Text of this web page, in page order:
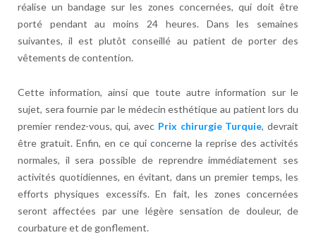
réalise un bandage sur les zones concernées, qui doit être
porté pendant au moins 24 heures. Dans les semaines
suivantes, il est plutôt conseillé au patient de porter des
vêtements de contention.
Cette information, ainsi que toute autre information sur le
sujet, sera fournie par le médecin esthétique au patient lors du
premier rendez-vous, qui, avec Prix chirurgie Turquie, devrait
être gratuit. Enfin, en ce qui concerne la reprise des activités
normales, il sera possible de reprendre immédiatement ses
activités quotidiennes, en évitant, dans un premier temps, les
efforts physiques excessifs. En fait, les zones concernées
seront affectées par une légère sensation de douleur, de
courbature et de gonflement.